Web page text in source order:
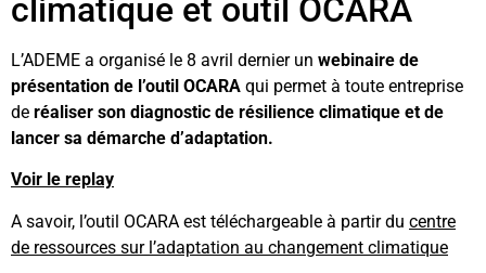
climatique et outil OCARA
L’ADEME a organisé le 8 avril dernier un webinaire de
présentation de l’outil OCARA qui permet à toute entreprise
de réaliser son diagnostic de résilience climatique et de
lancer sa démarche d’adaptation.
Voir le replay
A savoir, l’outil OCARA est téléchargeable à partir du centre
de ressources sur l’adaptation au changement climatique